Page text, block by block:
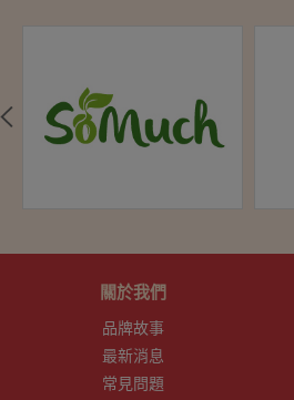
關於我們
品牌故事
最新消息
常見問題